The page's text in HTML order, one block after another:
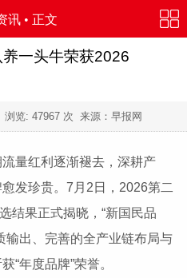
讯 • 正文
一头牛荣获2026
浏览: 47967 次 来源：早报网
量红利逐渐褪去，深耕产
发珍贵。7月2日，2026第二
结果正式揭晓，“新国民品
输出、完善的全产业链布局与
“年度品牌”荣誉。